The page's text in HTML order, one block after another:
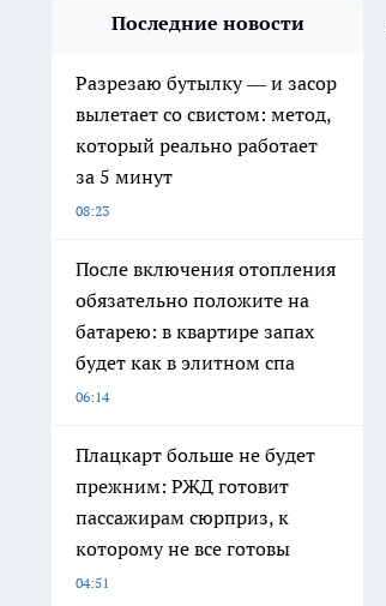
Последние новости
Разрезаю бутылку — и засор
вылетает со свистом: метод,
который реально работает
за 5 минут
08:23
После включения отопления
обязательно положите на
батарею: в квартире запах
будет как в элитном спа
06:14
Плацкарт больше не будет
прежним: РЖД готовит
пассажирам сюрприз, к
которому не все готовы
04:51